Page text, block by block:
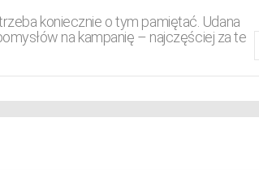
koniecznie o tym pamiętać. Udana
na kampanię – najczęściej za te
i prawie 4 metry
Jak to się